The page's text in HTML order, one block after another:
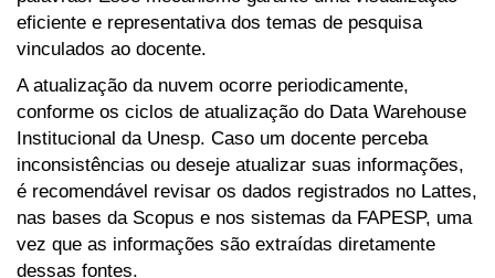
eficiente e representativa dos temas de pesquisa
vinculados ao docente.
A atualização da nuvem ocorre periodicamente,
conforme os ciclos de atualização do Data Warehouse
Institucional da Unesp. Caso um docente perceba
inconsistências ou deseje atualizar suas informações,
é recomendável revisar os dados registrados no Lattes,
nas bases da Scopus e nos sistemas da FAPESP, uma
vez que as informações são extraídas diretamente
dessas fontes.